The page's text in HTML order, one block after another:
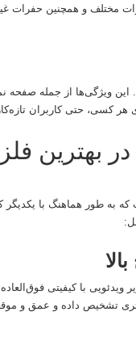
مختلف و همچنین حفرات
این ویژگی‌ها از جمله
هر کسی، حتی کاربران
بهترین
به طور هماهنگ با یکدیگر
ویدئویی با کیفیتی
تشخیص داده و عمق و